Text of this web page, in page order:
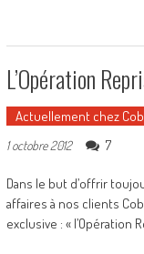
L’Opération
Actuellement chez
1 octobre 2012
7
Dans le but d’offrir
affaires à nos clients
exclusive : « l’Opération